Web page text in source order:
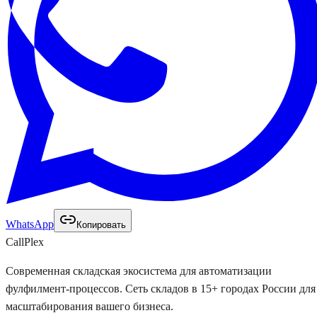
WhatsApp Копировать
CallPlex
Современная складская экосистема для автоматизации
фулфилмент-процессов. Сеть складов в 15+ городах России для
масштабирования вашего бизнеса.